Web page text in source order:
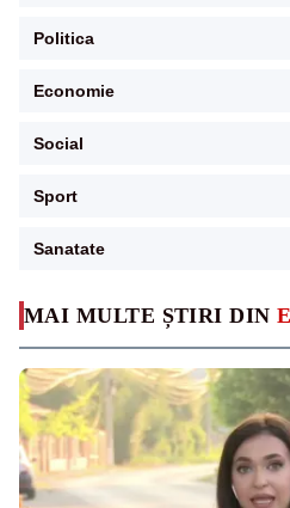
MAI MULTE ȘTIRI DIN
Politica
Economie
Social
Sport
Sanatate